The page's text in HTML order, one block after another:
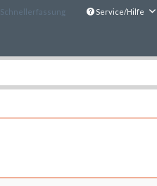
Schnellerfassung Service/Hilfe